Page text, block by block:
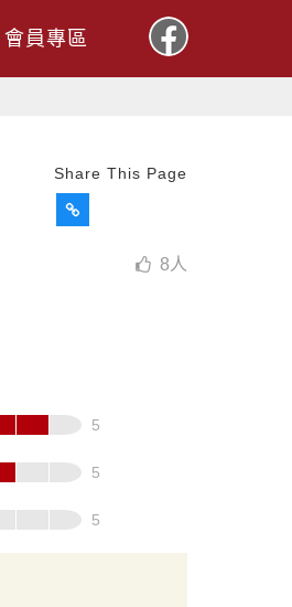
會員專區
Share This Page
8 人